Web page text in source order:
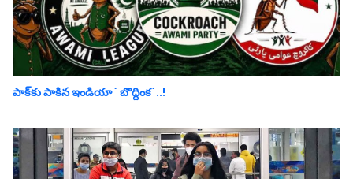
పాక్‌కు పాకిన‌ ఇండియా ` బొద్దింక‌`..!